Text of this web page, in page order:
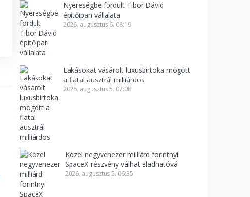
Nyereségbe fordult Tibor Dávid
építőipari vállalata
2026. augusztus 6. 08:19
Lakásokat vásárolt luxusbirtoka mögött
a fiatal ausztrál milliárdos
2026. augusztus 5. 07:08
Közel negyvenezer milliárd forintnyi
SpaceX-részvény válhat eladhatóvá
2026. augusztus 5. 06:35